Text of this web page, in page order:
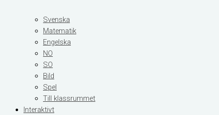
Svenska
Matematik
Engelska
NO
SO
Bild
Spel
Till klassrummet
Interaktivt